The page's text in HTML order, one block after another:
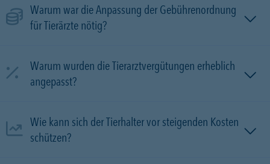
Warum war die Anpassung der Gebührenordnung
für Tierärzte nötig?
Warum wurden die Tierarztvergütungen erheblich
angepasst?
Wie kann sich der Tierhalter vor steigenden Kosten
schützen?